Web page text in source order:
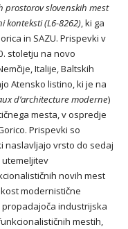
slovenskih mest
konteksti (L6-8262), ki ga
in SAZU. Prispevki v
stoletju na novo
Italije, Baltskih
Atensko listino, ki je na
d’architecture moderne)
mesta, v ospredje
Prispevki so
naslavljajo vrsto do sedaj
novih mest
modernistične
industrijska
mestih,